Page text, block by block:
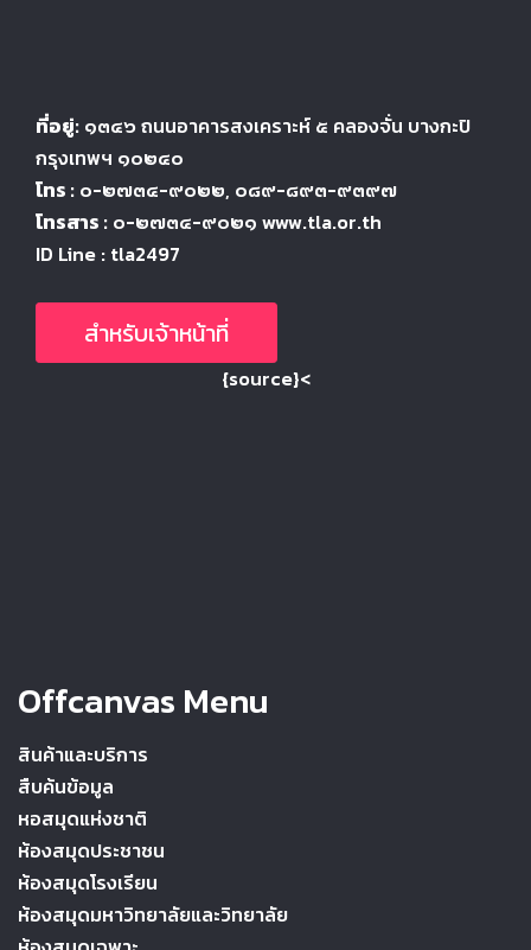
ที่อยู่: ๑๓๔๖ ถนนอาคารสงเคราะห์ ๕ คลองจั่น บางกะปิ
กรุงเทพฯ ๑๐๒๔๐
โทร : ๐-๒๗๓๔-๙๐๒๒, ๐๘๙-๘๙๓-๙๓๙๗
โทรสาร : ๐-๒๗๓๔-๙๐๒๑ www.tla.or.th
ID Line : tla2497
สำหรับเจ้าหน้าที่
{source}<
Offcanvas Menu
สินค้าและบริการ
สืบค้นข้อมูล
หอสมุดแห่งชาติ
ห้องสมุดประชาชน
ห้องสมุดโรงเรียน
ห้องสมุดมหาวิทยาลัยและวิทยาลัย